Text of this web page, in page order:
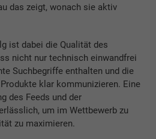
das zeigt, wonach sie aktiv
ist dabei die Qualität des
nicht nur technisch einwandfrei
Suchbegriffe enthalten und die
klar kommunizieren. Eine
des Feeds und der
um im Wettbewerb zu
zu maximieren.